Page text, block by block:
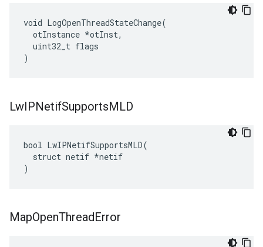
void LogOpenThreadStateChange(
  otInstance *otInst,
  uint32_t flags
)
LwIPNetifSupportsMLD
bool LwIPNetifSupportsMLD(
  struct netif *netif
)
MapOpenThreadError